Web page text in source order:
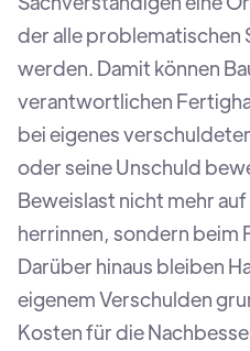
der alle problematischen
werden. Damit können
verantwortlichen
bei eigenes
oder seine Unschuld
Beweislast nicht mehr
herrinnen, sondern beim
Darüber hinaus bleiben
eigenem Verschulden
Kosten für die